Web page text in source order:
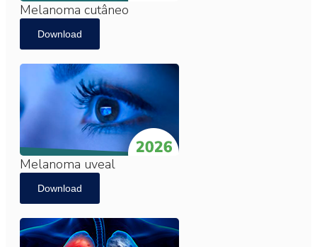
Melanoma cutâneo
Download
Melanoma uveal
Download